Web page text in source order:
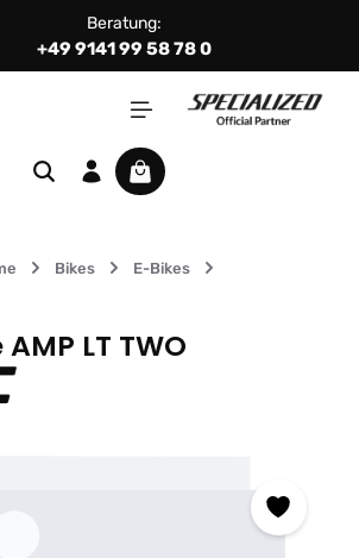
Beratung:
+49 9141 99 58 78 0
Warenkorb enthält 0
Bikes
E-Bikes
LT TWO